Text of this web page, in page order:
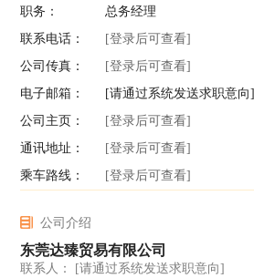
职务：
总务经理
联系电话：
[登录后可查看]
公司传真：
[登录后可查看]
电子邮箱：
[请通过系统发送求职意向]
公司主页：
[登录后可查看]
通讯地址：
[登录后可查看]
乘车路线：
[登录后可查看]
公司介绍
东莞达臻贸易有限公司
联系人：
[请通过系统发送求职意向]